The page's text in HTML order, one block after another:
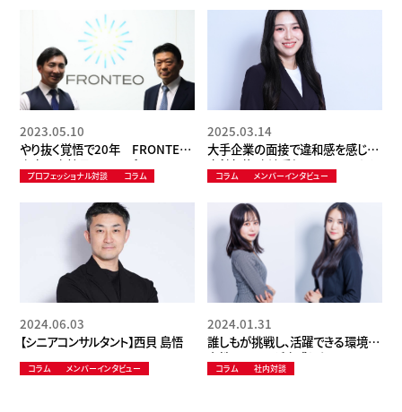
やり抜く覚悟で20年 FRONTEO
守本正宏社長に聞く、プロフェッシ
ョナルはAIとどう向き合うか
2023.05.10
プロフェッショナル対談 コラム
大手企業の面接で違和感を感じて
方針転換 出演番組でBallistaから
オファー 理想の未来と重なって入
2025.03.14
コラム メンバーインタビュー
【シニアコンサルタント】西貝 島悟
2024.06.03
コラム メンバーインタビュー
誰しもが挑戦し、活躍できる環境。
女性メンバーが実感した、Ballista
の働きやすさの理由とは？
2024.01.31
コラム 社内対談